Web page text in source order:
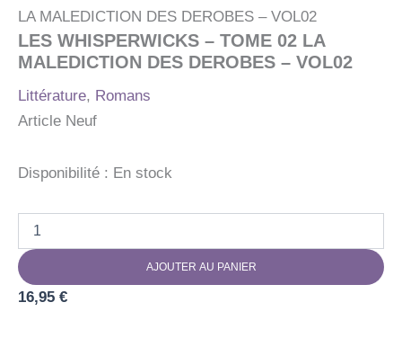
LA MALEDICTION DES DEROBES – VOL02
LES WHISPERWICKS – TOME 02 LA
MALEDICTION DES DEROBES – VOL02
Littérature, Romans
Article Neuf
Disponibilité : En stock
LES
WHISPERWICKS
-
AJOUTER AU PANIER
16,95 €